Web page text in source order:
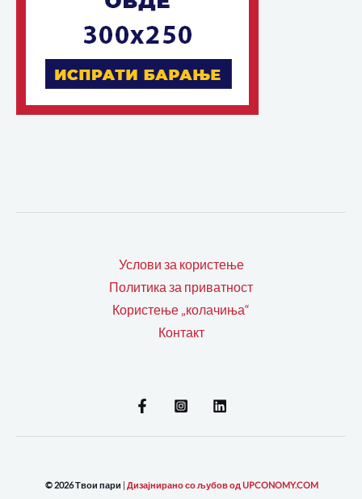
Услови за користење
Политика за приватност
Користење „колачиња“
Контакт
© 2026 Твои пари | Дизајнирано со љубов од UPCONOMY.COM